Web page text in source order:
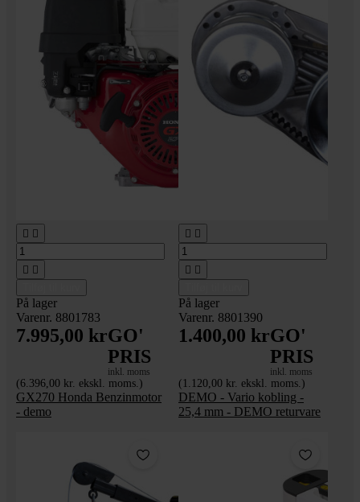
 
 
På lager
Varenr. 8801783
7.995,00 krGO'
PRIS
inkl. moms
(6.396,00 kr. ekskl. moms.)
GX270 Honda Benzinmotor
- demo
 
 
På lager
Varenr. 8801390
1.400,00 krGO'
PRIS
inkl. moms
(1.120,00 kr. ekskl. moms.)
DEMO - Vario kobling -
25,4 mm - DEMO returvare